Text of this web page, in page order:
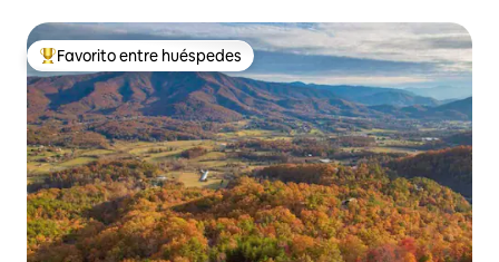
Favorito entre los huéspedes más destacados
Favorito entre huéspedes